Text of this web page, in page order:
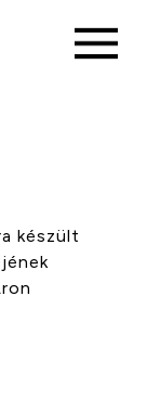
készült